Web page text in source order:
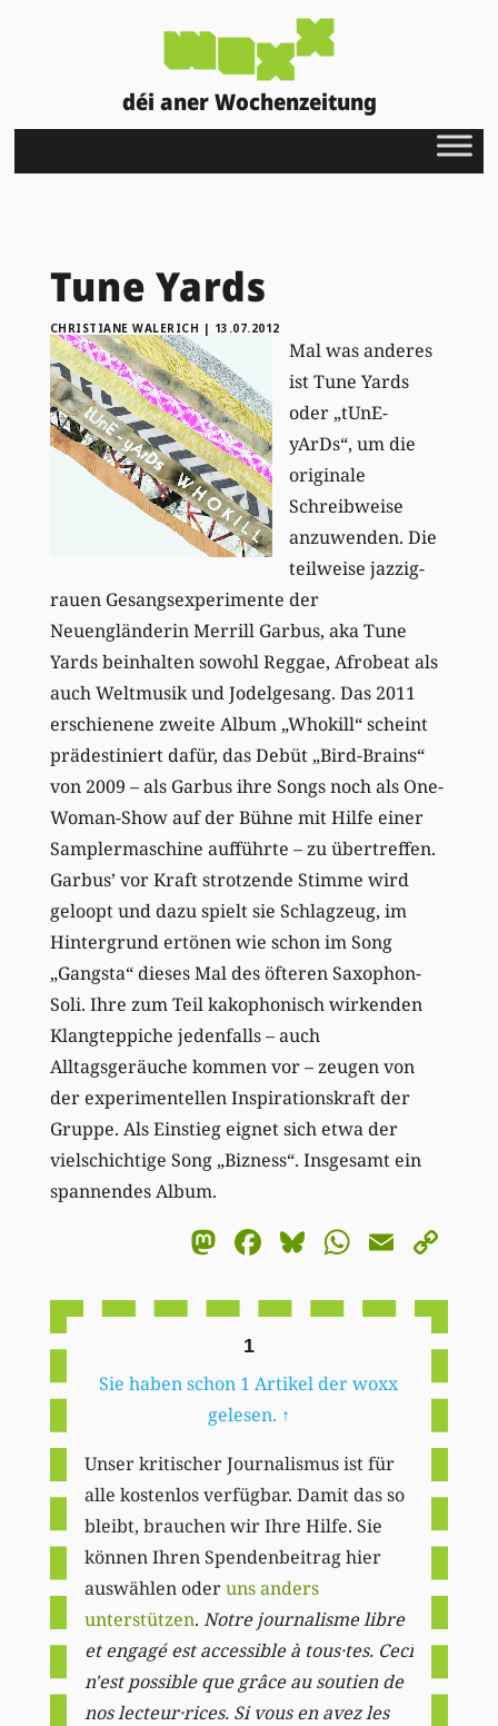
déi aner Wochenzeitung
Tune Yards
CHRISTIANE WALERICH | 13.07.2012
Mal was anderes
ist Tune Yards
oder „tUnE-
yArDs“, um die
originale
Schreibweise
anzuwenden. Die
teilweise jazzig-
rauen Gesangsexperimente der
Neuengländerin Merrill Garbus, aka Tune
Yards beinhalten sowohl Reggae, Afrobeat als
auch Weltmusik und Jodelgesang. Das 2011
erschienene zweite Album „Whokill“ scheint
prädestiniert dafür, das Debüt „Bird-Brains“
von 2009 – als Garbus ihre Songs noch als One-
Woman-Show auf der Bühne mit Hilfe einer
Samplermaschine aufführte – zu übertreffen.
Garbus’ vor Kraft strotzende Stimme wird
geloopt und dazu spielt sie Schlagzeug, im
Hintergrund ertönen wie schon im Song
„Gangsta“ dieses Mal des öfteren Saxophon-
Soli. Ihre zum Teil kakophonisch wirkenden
Klangteppiche jedenfalls – auch
Alltagsgeräuche kommen vor – zeugen von
der experimentellen Inspirationskraft der
Gruppe. Als Einstieg eignet sich etwa der
vielschichtige Song „Bizness“. Insgesamt ein
spannendes Album.
Mastodon
Facebook
BlueskyEmail
1
Sie haben schon 1 Artikel der woxx
gelesen. ↑
Unser kritischer Journalismus ist für
alle kostenlos verfügbar. Damit das so
bleibt, brauchen wir Ihre Hilfe. Sie
können Ihren Spendenbeitrag hier
auswählen oderuns anders
unterstützen. Notre journalisme libre
et engagé est accessible à tous·tes. Ceci
n'est possible que grâce au soutien de
nos lecteur·rices. Si vous en avez les